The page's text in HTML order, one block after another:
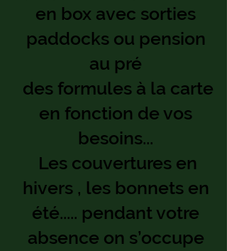
en box avec sorties
paddocks ou pension
au pré
des formules à la carte
en fonction de vos
besoins...
Les couvertures en
hivers , les bonnets en
été..... pendant votre
absence on s’occupe